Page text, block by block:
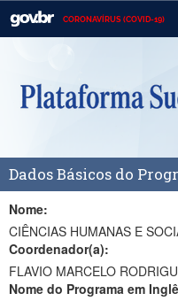
CORONAVÍRUS (COVID-19)
Casa Civil
Ministério da Defesa
Ministério da Economia
Ministério da Infraestrutura
Ministério da Educação
Dados Básicos do
Nome:
CIÊNCIAS HUMANAS E
Coordenador(a):
FLAVIO MARCELO
Nome do Programa em